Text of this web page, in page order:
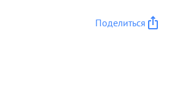
Поделиться